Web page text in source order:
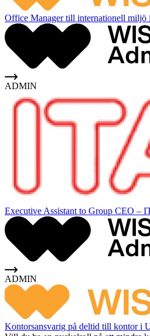
Office Manager till internationell miljö
ADMIN
Executive Assistant to Group CEO –
ADMIN
Kontorsansvarig på deltid till kontor i